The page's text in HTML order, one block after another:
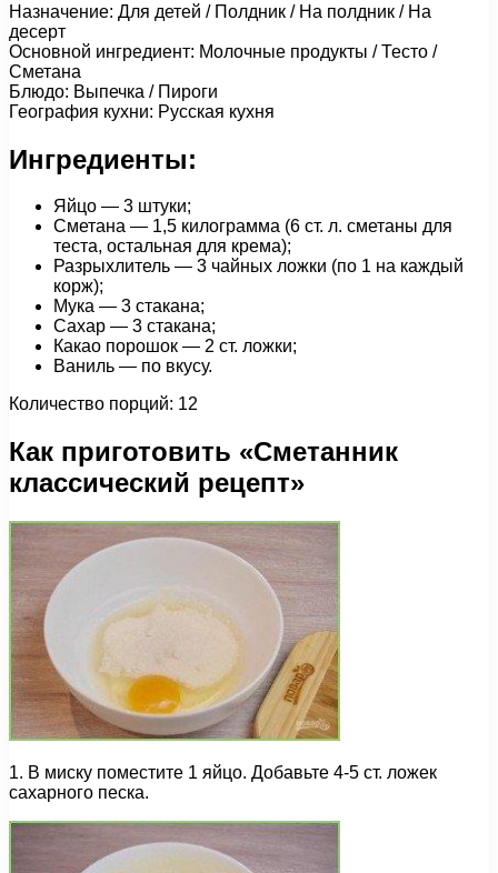
Назначение: Для детей / Полдник / На полдник / На
десерт
Основной ингредиент: Молочные продукты / Тесто /
Сметана
Блюдо: Выпечка / Пироги
География кухни: Русская кухня
Ингредиенты:
Яйцо — 3 штуки;
Сметана — 1,5 килограмма (6 ст. л. сметаны для
теста, остальная для крема);
Разрыхлитель — 3 чайных ложки (по 1 на каждый
корж);
Мука — 3 стакана;
Сахар — 3 стакана;
Какао порошок — 2 ст. ложки;
Ваниль — по вкусу.
Количество порций: 12
Как приготовить «Сметанник
классический рецепт»
1. В миску поместите 1 яйцо. Добавьте 4-5 ст. ложек
сахарного песка.